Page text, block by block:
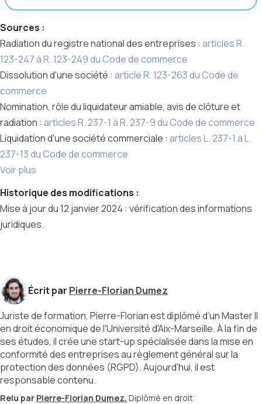
Sources :
Radiation du registre national des entreprises : articles R.
123-247 à R. 123-249 du Code de commerce
Dissolution d'une société : article R. 123-263 du Code de
commerce
Nomination, rôle du liquidateur amiable, avis de clôture et
radiation : articles R. 237-1 à R. 237-9 du Code de commerce
Liquidation d'une société commerciale : articles L. 237-1 à L.
237-13 du Code de commerce
Voir plus
Historique des modifications :
Mise à jour du 12 janvier 2024 : vérification des informations
juridiques.
Écrit par Pierre-Florian Dumez
Juriste de formation, Pierre-Florian est diplômé d’un Master II
en droit économique de l'Université d'Aix-Marseille. À la fin de
ses études, il crée une start-up spécialisée dans la mise en
conformité des entreprises au règlement général sur la
protection des données (RGPD). Aujourd'hui, il est
responsable contenu.
Relu par Pierre-Florian Dumez. Diplômé en droit